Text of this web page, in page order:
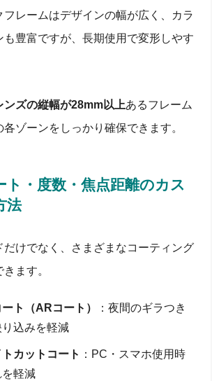
フレームはデザインの幅が広く、カラ
も豊富ですが、長期使用で変形しやす
ンズの縦幅が28mm以上あるフレーム
ゾーンをしっかり確保できます。
ト・度数・焦点距離のカス
法
だけでなく、さまざまなコーティング
ます。
ト（ARコート）
：夜間のギラつき
込みを軽減
カットコート ：PC・スマホ使用時
軽減